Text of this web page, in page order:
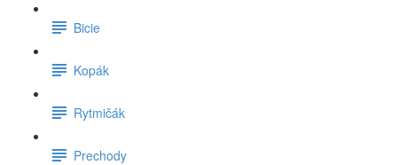
Bicie
Kopák
Rytmičák
Prechody